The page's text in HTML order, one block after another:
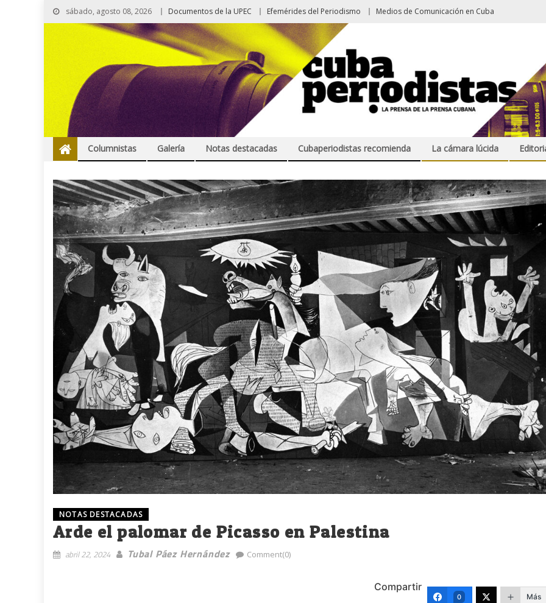
sábado, agosto 08, 2026 Documentos de la UPEC Efemérides del Periodismo Medios de Comunicación en Cuba
Columnistas Galería Notas destacadas Cubaperiodistas recomienda La cámara lúcida
NOTAS DESTACADAS
Arde el palomar de Picasso en Palestina
abril 22, 2024 Tubal Páez Hernández Comment(0)
Compartir
0 Más